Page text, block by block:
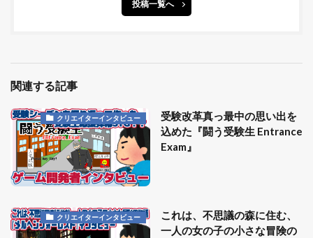
投稿一覧へ
関連する記事
クリエイターインタビュー
受験改革真っ最中の思い出を
込めた『闘う受験生 Entrance
Exam』
クリエイターインタビュー
これは、不思議の森に住む、
一人の女の子の小さな冒険の